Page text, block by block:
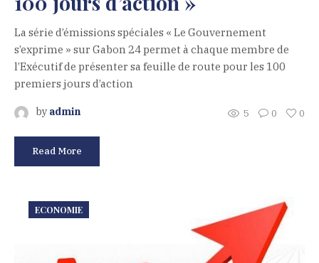
La série d’émissions spéciales « Le Gouvernement
s’exprime » sur Gabon 24 permet à chaque membre de
l’Exécutif de présenter sa feuille de route pour les 100
premiers jours d’action
by admin 5 0 0
Read More
ECONOMIE